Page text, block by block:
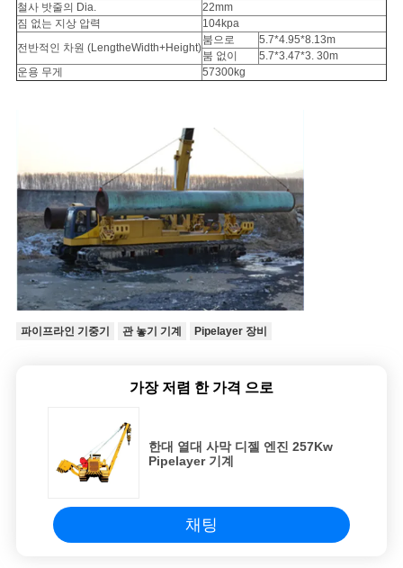
철사 밧줄의 Dia.
22mm
짐 없는 지상 압력
104kpa
전반적인 차원 (LengtheWidth+Height)
붐으로
5.7*4.95*8.13m
붐 없이
5.7*3.47*3. 30m
운용 무게
57300kg
파이프라인 기중기 관 놓기 기계 Pipelayer 장비
가장 저렴 한 가격 으로
한대 열대 사막 디젤 엔진 257Kw
Pipelayer 기계
채팅